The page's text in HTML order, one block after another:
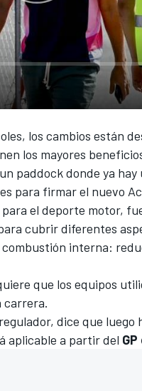
, los cambios están
los mayores
paddock donde ya
para firmar el nuevo
el deporte motor,
cubrir diferentes
interna:
que los equipos
carrera.
dice que
aplicable a partir del